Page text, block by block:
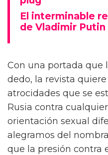
El interminable
de Vladimir Putin
Con una portada que
dedo, la revista
atrocidades que se
Rusia contra
orientación sexual
alegramos del
que la presión contra